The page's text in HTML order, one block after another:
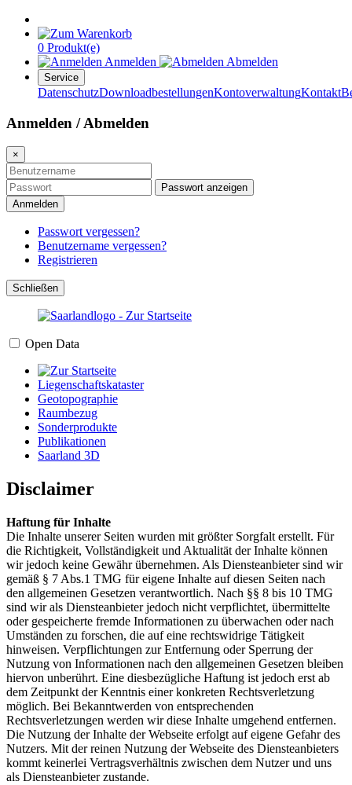
0 Produkt(e)
Anmelden
Abmelden
Service
DatenschutzDownloadbestellungenKontoverwaltungKontakt
Anmelden / Abmelden
×
Passwort anzeigen
Anmelden
Passwort vergessen?
Benutzername vergessen?
Registrieren
Schließen
Open Data
Liegenschaftskataster
Geotopographie
Raumbezug
Sonderprodukte
Publikationen
Saarland 3D
Disclaimer
Haftung für Inhalte
Die Inhalte unserer Seiten wurden mit größter Sorgfalt erstellt. Für
die Richtigkeit, Vollständigkeit und Aktualität der Inhalte können
wir jedoch keine Gewähr übernehmen. Als Diensteanbieter sind wir
gemäß § 7 Abs.1 TMG für eigene Inhalte auf diesen Seiten nach
den allgemeinen Gesetzen verantwortlich. Nach §§ 8 bis 10 TMG
sind wir als Diensteanbieter jedoch nicht verpflichtet, übermittelte
oder gespeicherte fremde Informationen zu überwachen oder nach
Umständen zu forschen, die auf eine rechtswidrige Tätigkeit
hinweisen. Verpflichtungen zur Entfernung oder Sperrung der
Nutzung von Informationen nach den allgemeinen Gesetzen bleiben
hiervon unberührt. Eine diesbezügliche Haftung ist jedoch erst ab
dem Zeitpunkt der Kenntnis einer konkreten Rechtsverletzung
möglich. Bei Bekanntwerden von entsprechenden
Rechtsverletzungen werden wir diese Inhalte umgehend entfernen.
Die Nutzung der Inhalte der Webseite erfolgt auf eigene Gefahr des
Nutzers. Mit der reinen Nutzung der Webseite des Diensteanbieters
kommt keinerlei Vertragsverhältnis zwischen dem Nutzer und uns
als Diensteanbieter zustande.